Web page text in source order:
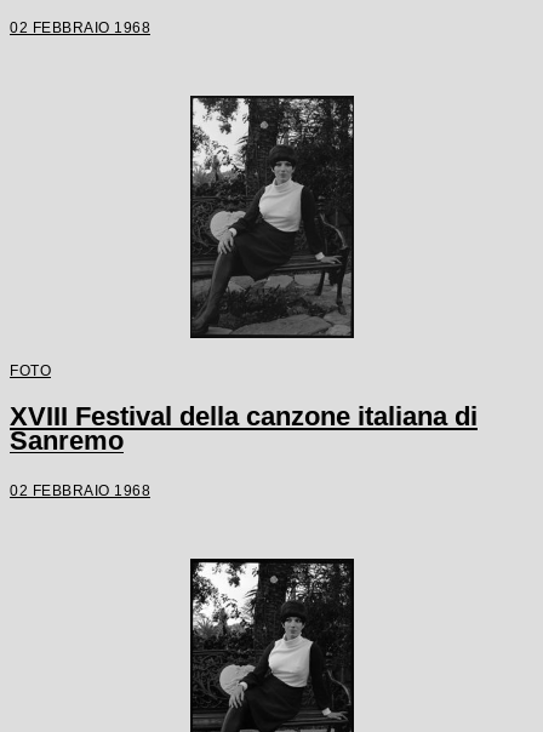
02 FEBBRAIO 1968
FOTO
XVIII Festival della canzone italiana di
Sanremo
02 FEBBRAIO 1968